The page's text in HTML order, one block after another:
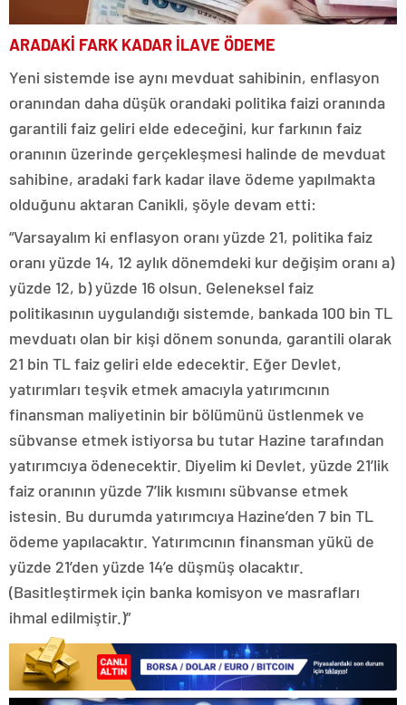
ARADAKİ FARK KADAR İLAVE ÖDEME
Yeni sistemde ise aynı mevduat sahibinin, enflasyon
oranından daha düşük orandaki politika faizi oranında
garantili faiz geliri elde edeceğini, kur farkının faiz
oranının üzerinde gerçekleşmesi halinde de mevduat
sahibine, aradaki fark kadar ilave ödeme yapılmakta
olduğunu aktaran Canikli, şöyle devam etti:
“Varsayalım ki enflasyon oranı yüzde 21, politika faiz
oranı yüzde 14, 12 aylık dönemdeki kur değişim oranı a)
yüzde 12, b) yüzde 16 olsun. Geleneksel faiz
politikasının uygulandığı sistemde, bankada 100 bin TL
mevduatı olan bir kişi dönem sonunda, garantili olarak
21 bin TL faiz geliri elde edecektir. Eğer Devlet,
yatırımları teşvik etmek amacıyla yatırımcının
finansman maliyetinin bir bölümünü üstlenmek ve
sübvanse etmek istiyorsa bu tutar Hazine tarafından
yatırımcıya ödenecektir. Diyelim ki Devlet, yüzde 21’lik
faiz oranının yüzde 7’lik kısmını sübvanse etmek
istesin. Bu durumda yatırımcıya Hazine’den 7 bin TL
ödeme yapılacaktır. Yatırımcının finansman yükü de
yüzde 21’den yüzde 14’e düşmüş olacaktır.
(Basitleştirmek için banka komisyon ve masrafları
ihmal edilmiştir.)”